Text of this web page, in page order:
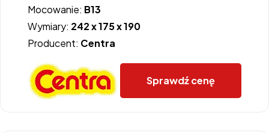
Mocowanie: B13
Wymiary: 242 x 175 x 190
Producent: Centra
Sprawdź cenę